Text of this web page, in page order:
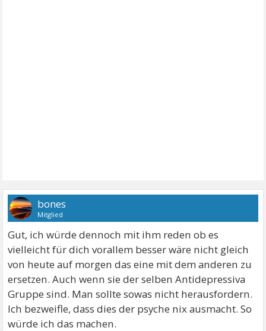
bones
Mitglied
Gut, ich würde dennoch mit ihm reden ob es
vielleicht für dich vorallem besser wäre nicht gleich
von heute auf morgen das eine mit dem anderen zu
ersetzen. Auch wenn sie der selben Antidepressiva
Gruppe sind. Man sollte sowas nicht herausfordern.
Ich bezweifle, dass dies der psyche nix ausmacht. So
würde ich das machen.